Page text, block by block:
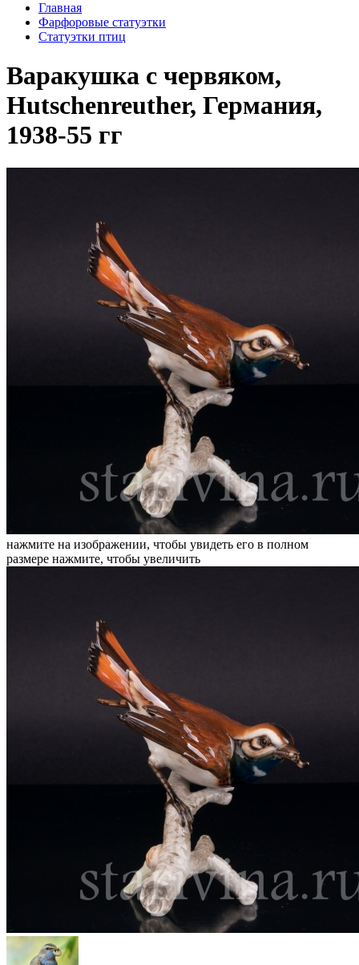
Главная
Фарфоровые статуэтки
Cтатуэтки птиц
Варакушка с червяком,
Hutschenreuther, Германия,
1938-55 гг
нажмите на изображении, чтобы увидеть его в полном
размере нажмите, чтобы увеличить